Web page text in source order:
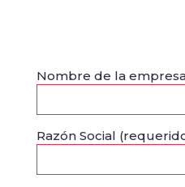
Nombre de la
Razón Social